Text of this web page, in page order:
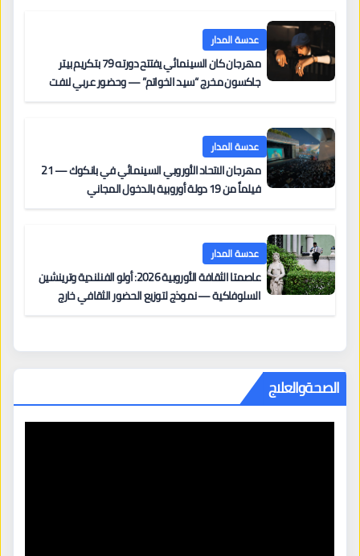
عدسة المدار
مهرجان كان السينمائي يفتتح دورته 79 بتكريم بيتر
جاكسون مخرج “سيد الخواتم” — وحضور عربي لافت
عدسة المدار
مهرجان الاتحاد الأوروبي السينمائي في بانكوك — 21
فيلماً من 19 دولة أوروبية بالدخول المجاني
عدسة المدار
عاصمتا الثقافة الأوروبية 2026: أولو الفنلندية وترينشين
السلوفاكية — نموذج لتوزيع الحضور الثقافي خارج
الصحةوالعلاج